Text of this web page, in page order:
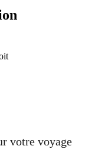
votre voyage